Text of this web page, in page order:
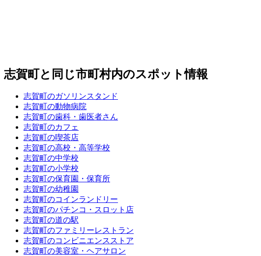
志賀町と同じ市町村内のスポット情報
志賀町のガソリンスタンド
志賀町の動物病院
志賀町の歯科・歯医者さん
志賀町のカフェ
志賀町の喫茶店
志賀町の高校・高等学校
志賀町の中学校
志賀町の小学校
志賀町の保育園・保育所
志賀町の幼稚園
志賀町のコインランドリー
志賀町のパチンコ・スロット店
志賀町の道の駅
志賀町のファミリーレストラン
志賀町のコンビニエンスストア
志賀町の美容室・ヘアサロン